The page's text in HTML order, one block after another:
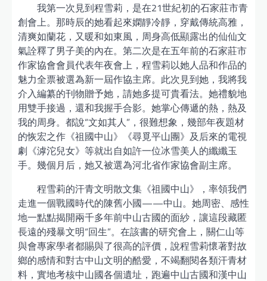
我第一次見到程雪莉，是在21世紀初的石家莊市青
創會上。那時辰的她看起來嫻靜冷靜，穿戴傳統高雅，
清爽如蘭花，又暖和如東風，周身高低顯露出的仙仙文
氣詮釋了男子美的內在。第二次是在五年前的石家莊市
作家協會會員代表年夜會上，程雪莉以她人品和作品的
魅力全票被選為新一屆作協主席。此次見到她，我將我
介入編纂的刊物贈予她，請她多提可貴看法。她禮貌地
用雙手接過，還和我握手合影。她掌心傳遞的熱，熱及
我的周身。都說“文如其人”，很難想象，幾部年夜題材
的恢宏之作《祖國中山》《尋覓平山團》及后來的電視
劇《滹沱兒女》等就出自如許一位冰雪美人的纖纖玉
手。幾個月后，她又被選為河北省作家協會副主席。
程雪莉的汗青文明散文集《祖國中山》，率領我們
走進一個戰國時代的陳舊小國——中山。她周密、感性
地一點點揭開兩千多年前中山古國的面紗，讓這段藏匿
長遠的殘暴文明“回生”。在該書的研究會上，關仁山等
與會專家學者都賜與了很高的評價，說程雪莉懷著對故
鄉的感情和對古中山文明的酷愛，不竭翻閱各類汗青材
料，實地考核中山國各個遺址，跑遍中山古國和漢中山